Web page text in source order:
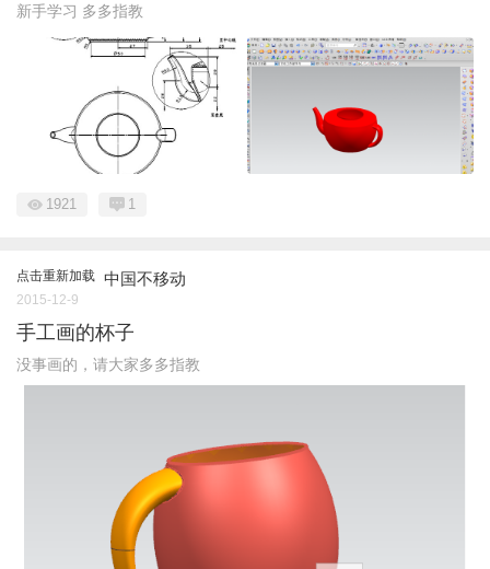
新手学习 多多指教
1921 1
点击重新加载 中国不移动
2015-12-9
手工画的杯子
没事画的，请大家多多指教